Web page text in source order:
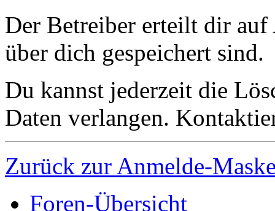
Der Betreiber erteilt dir
über dich gespeichert sind.
Du kannst jederzeit die
Daten verlangen.
Zurück zur Anmelde-
Foren-Übersicht